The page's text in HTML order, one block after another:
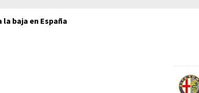
baja en España